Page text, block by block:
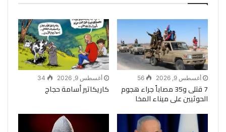
أغسطس 9, 2026 56
7 قتلى و35 مصاباً جراء هجوم
الحوثيين على ميناء المخا
أغسطس 9, 2026 34
كاريكاتير أسامة حجاج